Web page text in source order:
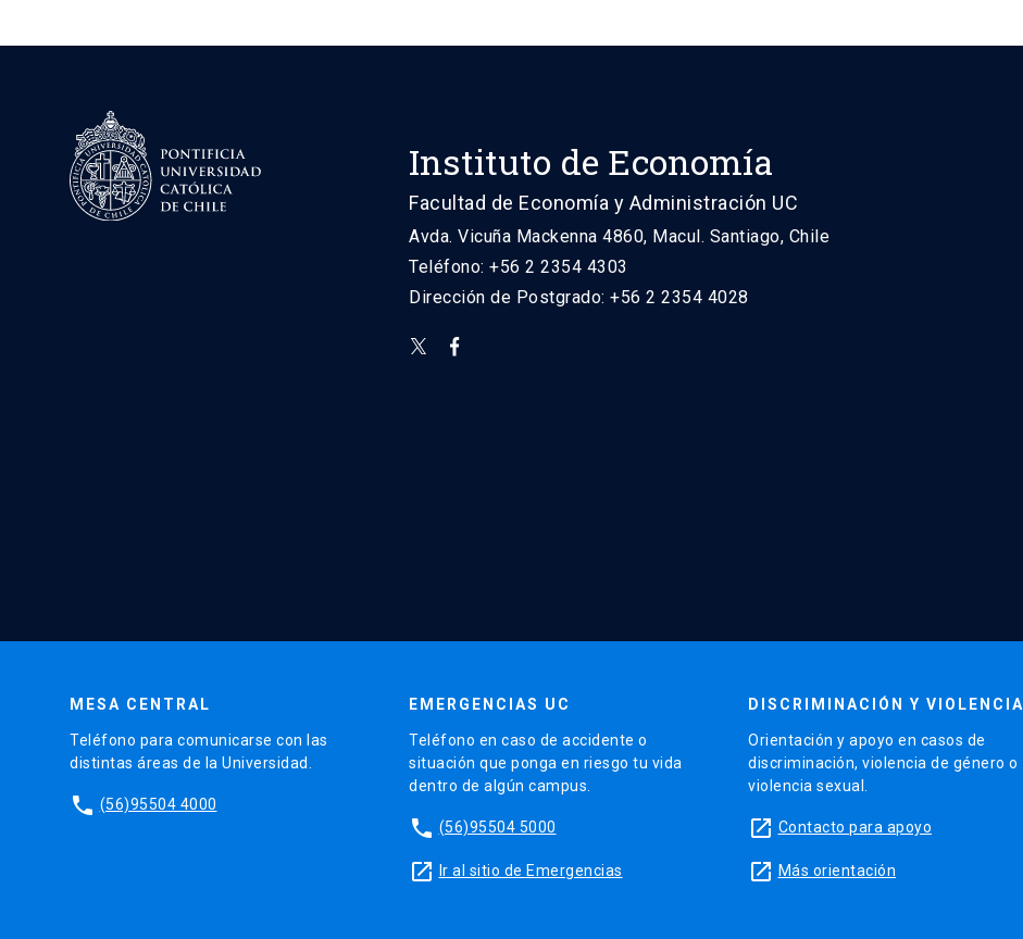
Instituto de Economía
Facultad de Economía y Administración UC
Avda. Vicuña Mackenna 4860, Macul. Santiago, Chile
Teléfono: +56 2 2354 4303
Dirección de Postgrado: +56 2 2354 4028
MESA CENTRAL
Teléfono para comunicarse con las
distintas áreas de la Universidad.
phone (56)95504 4000
EMERGENCIAS UC
Teléfono en caso de accidente o
situación que ponga en riesgo tu vida
dentro de algún campus.
phone (56)95504 5000
launch Ir al sitio de Emergencias
DISCRIMINACIÓN Y VIOLENCIA
Orientación y apoyo en casos de
discriminación, violencia de género o
violencia sexual.
launch Contacto para apoyo
launch Más orientación